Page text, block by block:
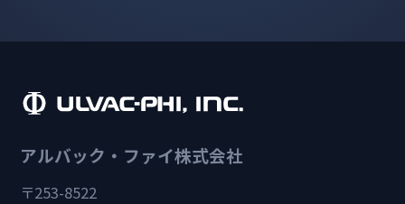
アルバック・ファイ株式会社
〒253-8522